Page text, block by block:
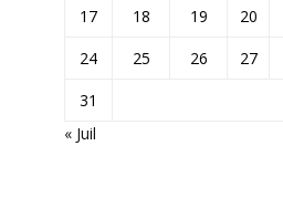
17
18 19 20
24
25 26 27
31
« Juil